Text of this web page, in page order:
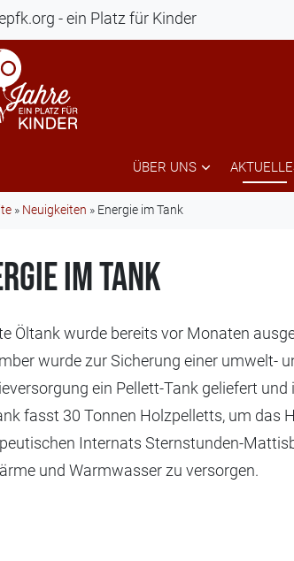
- ein Platz für Kinder
ÜBER UNS
» Neuigkeiten » Energie im Tank
im Tank
Öltank wurde bereits vor Monaten
wurde zur Sicherung einer umwelt-
ein Pellett-Tank geliefert und
fasst 30 Tonnen Holzpelletts, um das
Internats Sternstunden-
und Warmwasser zu versorgen.